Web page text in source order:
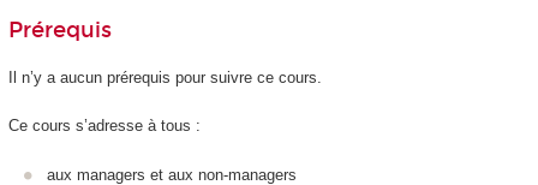
Prérequis
Il n’y a aucun prérequis pour suivre ce cours.
Ce cours s’adresse à tous :
aux managers et aux non-managers